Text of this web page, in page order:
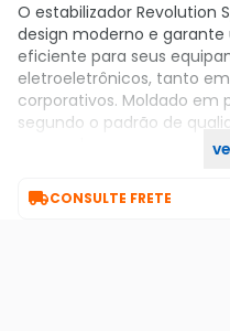
O estabilizador Revolution
design moderno e
eficiente para seus
eletroeletrônicos, tanto
corporativos. Moldado em
segundo o padrão de
norma de segurança e
CONSULTE FRETE